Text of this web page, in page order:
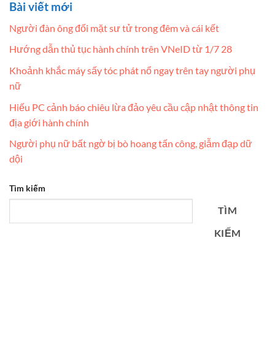
Bài viết mới
Người đàn ông đối mặt sư tử trong đêm và cái kết
Hướng dẫn thủ tục hành chính trên VNeID từ 1/7 28
Khoảnh khắc máy sấy tóc phát nổ ngay trên tay người phụ
nữ
Hiếu PC cảnh báo chiêu lừa đảo yêu cầu cập nhật thông tin
địa giới hành chính
Người phụ nữ bất ngờ bị bò hoang tấn công, giẫm đạp dữ
dội
Tìm kiếm
TÌM
KIẾM